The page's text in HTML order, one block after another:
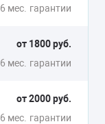
6 мес. гарантии
от 1800 руб.
6 мес. гарантии
от 2000 руб.
6 мес. гарантии